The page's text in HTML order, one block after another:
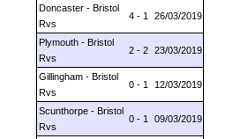
Doncaster - Bristol
Rvs
4 - 1 26/03/2019
Plymouth - Bristol
Rvs
2 - 2 23/03/2019
Gillingham - Bristol
Rvs
0 - 1 12/03/2019
Scunthorpe - Bristol
Rvs
0 - 1 09/03/2019